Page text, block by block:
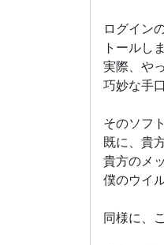
ログイン
トールし
実際、や
巧妙な手
そのソフ
既に、貴
貴方のメ
僕のウイ
同様に、